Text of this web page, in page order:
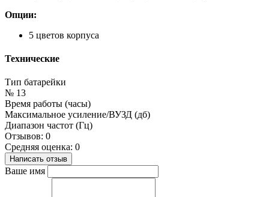
Опции:
5 цветов корпуса
Технические
Тип батарейки
№ 13
Время работы (часы)
Максимальное усиление/ВУЗД (дб)
Диапазон частот (Гц)
Отзывов: 0
Средняя оценка: 0
Написать отзыв
Ваше имя